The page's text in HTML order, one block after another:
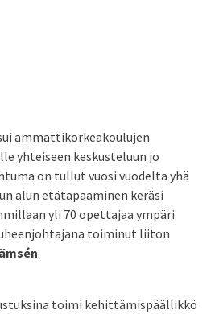
ammattikorkeakoulujen
yhteiseen keskusteluun jo
on tullut vuosi vuodelta yhä
alun etätapaaminen keräsi
yli 70 opettajaa ympäri
toiminut liiton
.
toimi kehittämispäällikkö